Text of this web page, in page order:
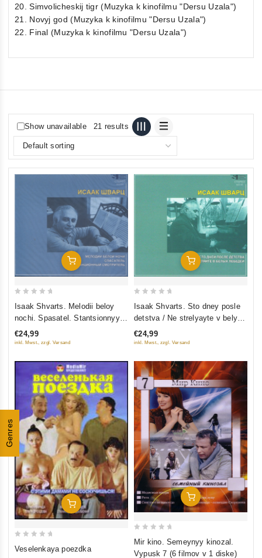
Genres
20. Simvolicheskij tigr (Muzyka k kinofilmu "Dersu Uzala")
21. Novyj god (Muzyka k kinofilmu "Dersu Uzala")
22. Final (Muzyka k kinofilmu "Dersu Uzala")
Show unavailable 21 results
Add To Cart
5
Isaak Shvarts. Melodii beloy
nochi. Spasatel. Stantsionnyy
smotritel
€24,99
inkl. Mwst., zzgl. Versand
Add To Cart
5
Isaak Shvarts. Sto dney posle
detstva / Ne strelyayte v belykh
lebedey
€24,99
inkl. Mwst., zzgl. Versand
Add To Cart
Veselenkaya poezdka
Add To Cart
Mir kino. Semeynyy kinozal.
Vypusk 7 (6 filmov v 1 diske)